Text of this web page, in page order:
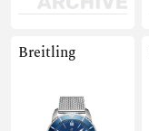
Breitling